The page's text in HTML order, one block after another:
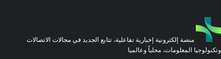
منصة إلكترونية إخبارية تفاعلية، تتابع الجديد في مجالات الاتصالات
وتكنولوجيا المعلومات، محلياً وعالميا